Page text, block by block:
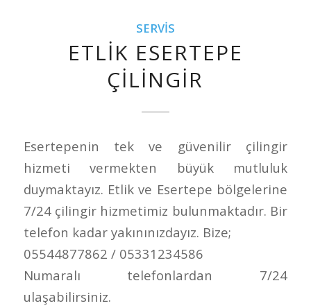
SERVIS
ETLIK ESERTEPE
ÇILINGIR
Esertepenin tek ve güvenilir çilingir
hizmeti vermekten büyük mutluluk
duymaktayız. Etlik ve Esertepe bölgelerine
7/24 çilingir hizmetimiz bulunmaktadır. Bir
telefon kadar yakınınızdayız. Bize;
05544877862 / 05331234586
Numaralı telefonlardan 7/24
ulaşabilirsiniz.